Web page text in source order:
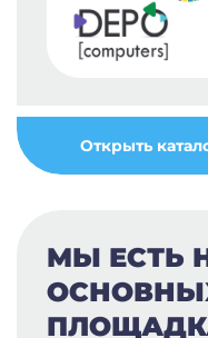
Открыть
МЫ ЕСТЬ